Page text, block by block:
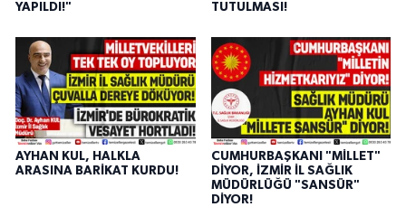
YAPILDI!"
TUTULMASI!
AYHAN KUL, HALKLA
ARASINA BARİKAT KURDU!
CUMHURBAŞKANI "MİLLET"
DİYOR, İZMİR İL SAĞLIK
MÜDÜRLÜĞÜ "SANSÜR"
DİYOR!